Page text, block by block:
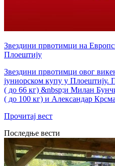
Звездини првотимци на
Плоештију
Звездини првотимци овог
јуниорском купу у Плоештију.
( до 66 кг) &nbsp;и Милан
( до 100 кг) и Александар
Прочитај вест
Последње вести